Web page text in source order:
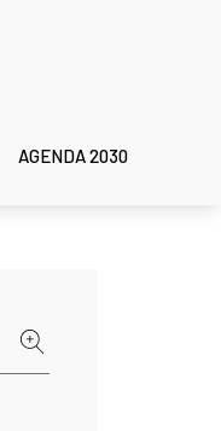
AGENDA 2030